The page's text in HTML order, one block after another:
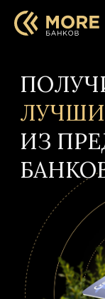
ЛУЧШИЙ
ИЗ
БАНКОВ